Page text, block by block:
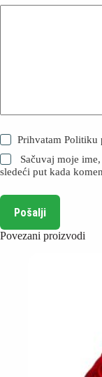
PrihvatamPolitiku
Sačuvaj moje
sledeći put kada
Pošalji
Povezani proizvodi